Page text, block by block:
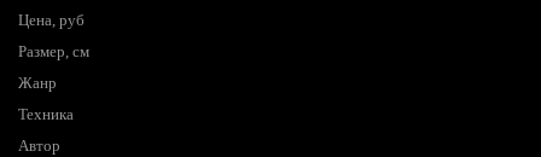
Цена, руб
Размер, см
Жанр
Техника
Автор